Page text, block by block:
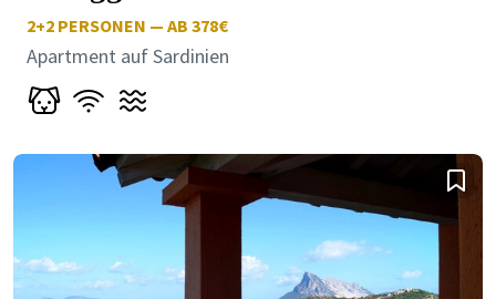
2+2 PERSONEN — AB 378€
Apartment auf Sardinien